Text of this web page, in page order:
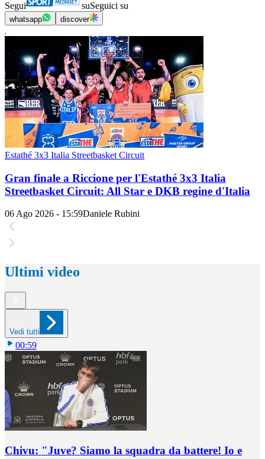
Segui suSeguici su
whatsapp discover
Estathé 3x3 Italia Streetbasket Circuit
Gran finale a Riccione per l'Estathé 3x3 Italia
Streetbasket Circuit: All Star e DKB regine d'Italia
06 Ago 2026 - 15:59Daniele Rubini
Ultimi video
Vedi tutti
00:59
Chivu: "Juve? Siamo la squadra da battere! Io e